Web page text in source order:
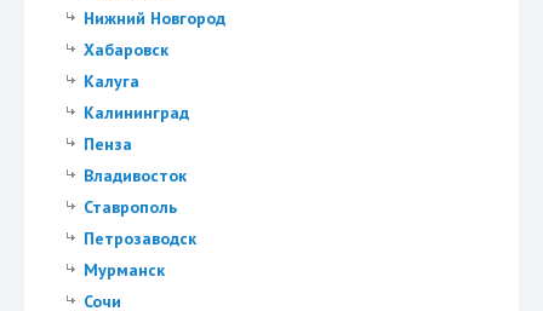
Нижний Новгород
Хабаровск
Калуга
Калининград
Пенза
Владивосток
Ставрополь
Петрозаводск
Мурманск
Сочи